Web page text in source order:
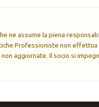
ne assume la piena
Professioniste non
aggiornate. Il socio si